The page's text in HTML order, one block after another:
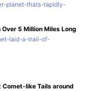
planet-thats-rapidly-
5 Million Miles Long
laid-a-trail-of-
like Tails around